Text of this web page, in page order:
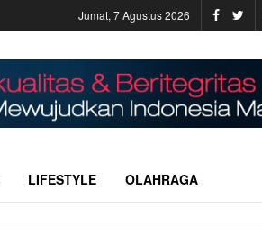
Jumat, 7 Agustus 2026
LIFESTYLE OLAHRAGA